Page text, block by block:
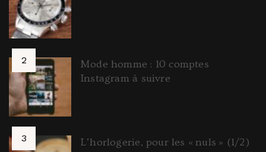
Mode homme : 10 comptes
Instagram à suivre
L’horlogerie, pour les « nuls » (1/2)